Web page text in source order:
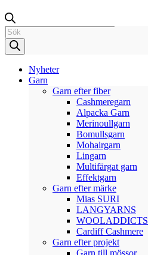
Products
search
Nyheter
Garn
Garn efter fiber
Cashmeregarn
Alpacka Garn
Merinoullgarn
Bomullsgarn
Mohairgarn
Lingarn
Multifärgat garn
Effektgarn
Garn efter märke
Mias SURI
LANGYARNS
WOOLADDICTS
Cardiff Cashmere
Garn efter projekt
Garn till mössor